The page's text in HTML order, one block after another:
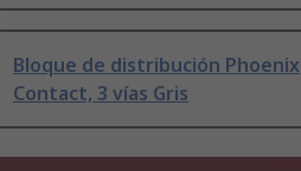
Bloque de distribución Phoenix
Contact, 3 vías Gris